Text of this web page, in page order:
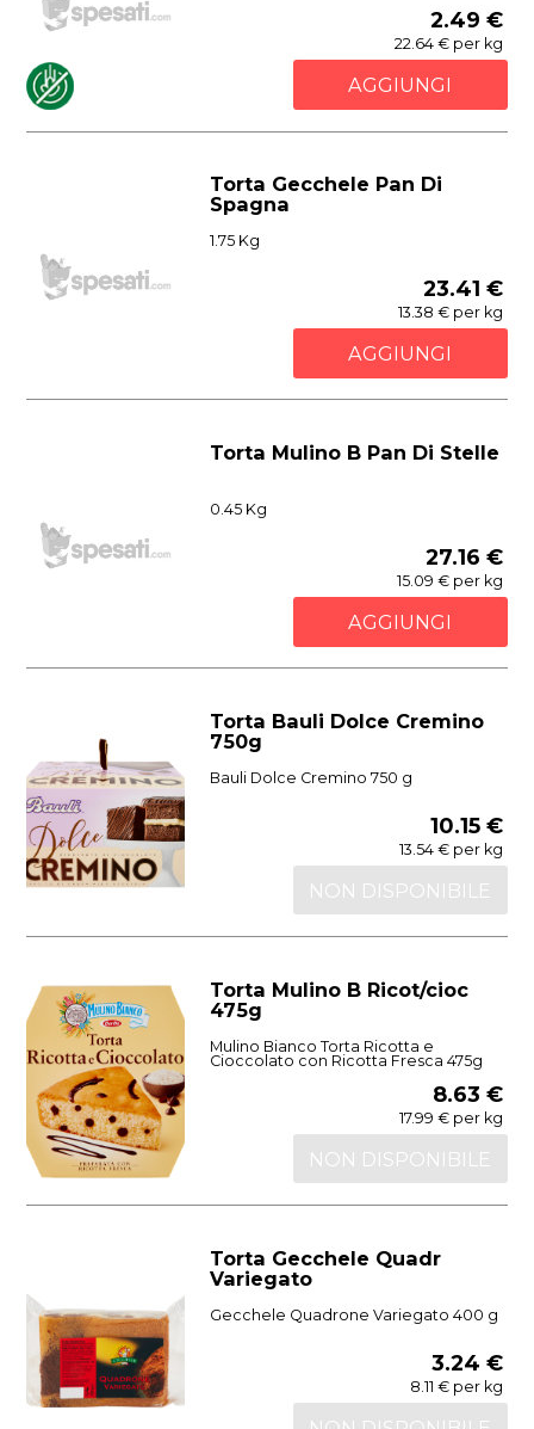
2.49 €
22.64 € per kg
AGGIUNGI
Torta Gecchele Pan Di
Spagna
1.75 Kg
23.41 €
13.38 € per kg
AGGIUNGI
Torta Mulino B Pan Di Stelle
0.45 Kg
27.16 €
15.09 € per kg
AGGIUNGI
Torta Bauli Dolce Cremino
750g
Bauli Dolce Cremino 750 g
10.15 €
13.54 € per kg
NON DISPONIBILE
Torta Mulino B Ricot/cioc
475g
Mulino Bianco Torta Ricotta e
Cioccolato con Ricotta Fresca 475g
8.63 €
17.99 € per kg
NON DISPONIBILE
Torta Gecchele Quadr
Variegato
Gecchele Quadrone Variegato 400 g
3.24 €
8.11 € per kg